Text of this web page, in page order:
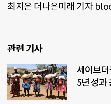
최지은 더나은미래 기자
관련 기사
세이브더
5년 성과